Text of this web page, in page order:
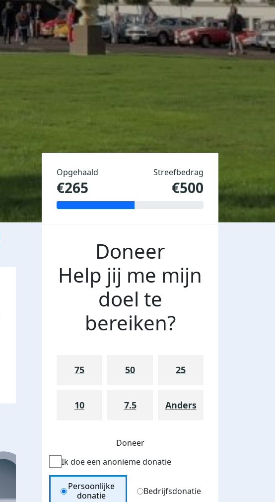
Opgehaald
€265
Streefbedrag
€500
Doneer
Help jij me mijn
doel te
bereiken?
75 50 25
10 7.5 Anders
Doneer
Ik doe een anonieme donatie
Donation Type
Persoonlijke
donatie
Bedrijfsdonatie